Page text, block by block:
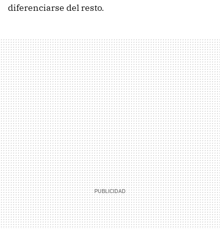
diferenciarse del resto.